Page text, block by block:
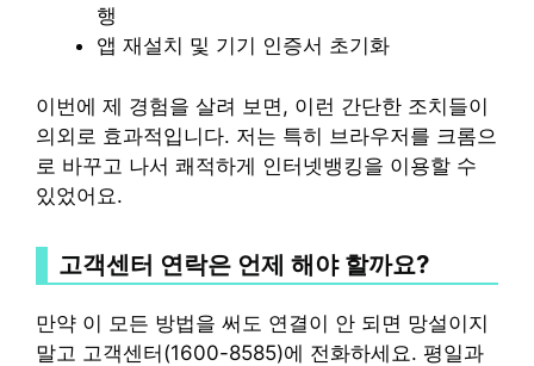
행
앱 재설치 및 기기 인증서 초기화
이번에 제 경험을 살려 보면, 이런 간단한 조치들이
의외로 효과적입니다. 저는 특히 브라우저를 크롬으
로 바꾸고 나서 쾌적하게 인터넷뱅킹을 이용할 수
있었어요.
고객센터 연락은 언제 해야 할까요?
만약 이 모든 방법을 써도 연결이 안 되면 망설이지
말고 고객센터(1600-8585)에 전화하세요. 평일과